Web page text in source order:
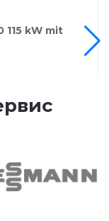
Baxi
горелкой
115 kW mit